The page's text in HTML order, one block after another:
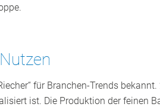
für Branchen-Trends
ist. Die Produktion der feinen